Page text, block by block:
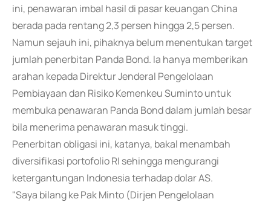
ini, penawaran imbal hasil di pasar keuangan China
berada pada rentang 2,3 persen hingga 2,5 persen.
Namun sejauh ini, pihaknya belum menentukan target
jumlah penerbitan Panda Bond. Ia hanya memberikan
arahan kepada Direktur Jenderal Pengelolaan
Pembiayaan dan Risiko Kemenkeu Suminto untuk
membuka penawaran Panda Bond dalam jumlah besar
bila menerima penawaran masuk tinggi.
Penerbitan obligasi ini, katanya, bakal menambah
diversifikasi portofolio RI sehingga mengurangi
ketergantungan Indonesia terhadap dolar AS.
"Saya bilang ke Pak Minto (Dirjen Pengelolaan